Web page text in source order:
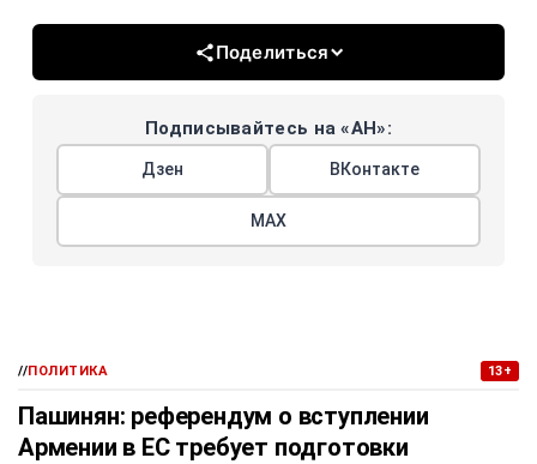
Поделиться
Подписывайтесь на «АН»:
Дзен ВКонтакте
МАХ
//ПОЛИТИКА 13+
Пашинян: референдум о вступлении
Армении в ЕС требует подготовки